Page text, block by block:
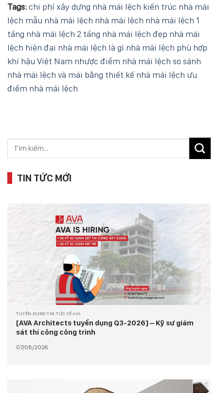
Tags:chi phí xây dựng nhà mái lệch kiến trúc nhà mái
lệch mẫu nhà mái lệch nhà mái lệch nhà mái lệch 1
tầng nhà mái lệch 2 tầng nhà mái lệch đẹp nhà mái
lệch hiện đại nhà mái lệch là gì nhà mái lệch phù hợp
khí hậu Việt Nam nhược điểm nhà mái lệch so sánh
nhà mái lệch và mái bằng thiết kế nhà mái lệch ưu
điểm nhà mái lệch
TIN TỨC MỚI
TUYỂN DỤNG TIN TỨC VỀ AVA
[AVA Architects tuyển dụng Q3-2026] – Kỹ sư giám
sát thi công công trình
07/08/2026